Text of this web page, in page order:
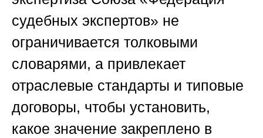
судебных экспертов» не
ограничивается толковыми
словарями, а привлекает
отраслевые стандарты и типовые
договоры, чтобы установить,
какое значение закреплено в